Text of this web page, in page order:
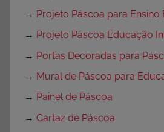
→ Projeto Páscoa para Ensino
→ Projeto Páscoa Educação
→ Portas Decoradas para
→ Mural de Páscoa para
→ Painel de Páscoa
→ Cartaz de Páscoa